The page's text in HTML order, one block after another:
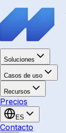
Soluciones
Casos de uso
Recursos
Precios
ES
Contacto